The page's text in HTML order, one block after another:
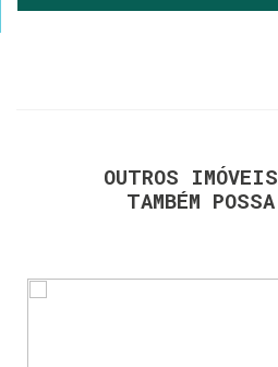
OUTROS
TAMBÉM